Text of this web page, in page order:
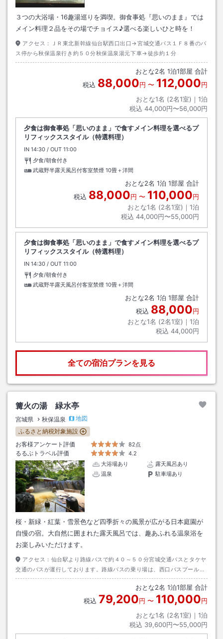
３つの大浴場・16趣湯巡りを満喫。御食事処『思いのまま』では
メイン料理２品をその場でチョイス♪選べる楽しいひと時を！
アクセス：
ＪＲ東北新幹線仙台駅西口出口→宮城交通バス１Ｆ８番のバ
ス停から秋保温泉行き約５０分秋保温泉湯元下車→徒歩約１分
おとな2名 1泊1部屋 合計
税込 88,000円 〜 112,000円
おとな1名 (2名1室)｜ 1泊
税込 44,000円〜56,000円
夕食は御食事処「思いのまま」で食すメイン料理を選べるプ
リフィックススタイル（特選料理）
IN チェックイン
14:30 / OUT チェックアウト
11:00
夕食/朝食付き
武蔵野半露天風呂付客室禁煙 10畳＋洋間
おとな2名 1泊 1部屋 合計
税込 88,000円 〜 110,000円
おとな1名 (2名1室)｜ 1泊
税込 44,000円〜55,000円
夕食は御食事処「思いのまま」で食すメイン料理を選べるプ
リフィックススタイル（特選料理）
IN チェックイン
14:30 / OUT チェックアウト
11:00
夕食/朝食付き
武蔵野半露天風呂付客室禁煙 10畳＋洋間
おとな2名 1泊 1部屋 合計
税込 88,000円
おとな1名 (2名1室)｜ 1泊
税込 44,000円
全ての宿泊プランを見る
篝火の湯 緑水亭
宮城県 秋保温泉
地図
ふるさと納税対象施設
お客様アンケート評価
82点
るるぶトラベル評価
4.2
大浴場あり
露天風呂あり
温泉
駐車場あり
桜・新緑・紅葉・雪景色など四季折々の風景が広がる日本庭園が
自慢の宿。大自然に囲まれた露天風呂では、趣あふれる温泉浴を
お楽しみいただけます。
アクセス： 仙台駅より路線バスで約４０～５０分宮城交通バスとタケヤ
交通のバスが運行しております。路線バスの乗り場は、西口バスプール８
番乗り場（宮城交通）、６３番乗り場（タケヤ交通）です。
おとな2名 1泊1部屋 合計
税込 79,200円 〜 110,000円
おとな1名 (2名1室)｜ 1泊
税込 39,600円〜55,000円